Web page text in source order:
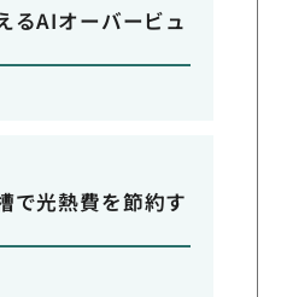
るAIオーバービュ
で光熱費を節約す